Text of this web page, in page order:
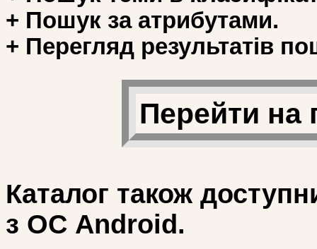
+ Пошук за атрибутами.
+ Перегляд результатів
Перейти на
Каталог також
з ОС Android.